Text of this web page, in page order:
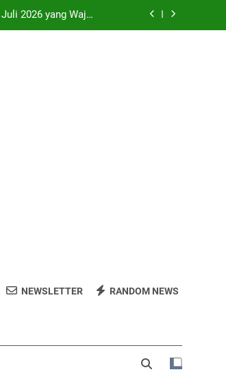
2026 yang Wajib
NEWSLETTER RANDOM NEWS